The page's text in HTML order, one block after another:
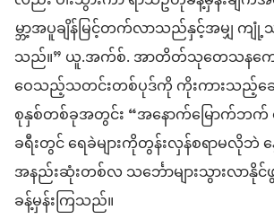
မ္ဘာ့အပူချိန်မြင့်တက်လာသည်နှင့်အမျှ
သည်။” ယူ.အက်စ်. အာတိတ်သုတေသနက
ဝေသည့်သတင်းတစ်ပုဒ်ကို ကိုးကားသည့်ဆေ
စုနှစ်တစ်ခုအတွင်း “အနောက်မြောက်ဘက်
ခရီးတွင် ရေခဲများကိုတွန်းလှန်စရာမလိုဘဲ
အနည်းဆုံးတစ်လ သင်္ဘောများသွားလာ
ခန့်မှန်းကြသည်။